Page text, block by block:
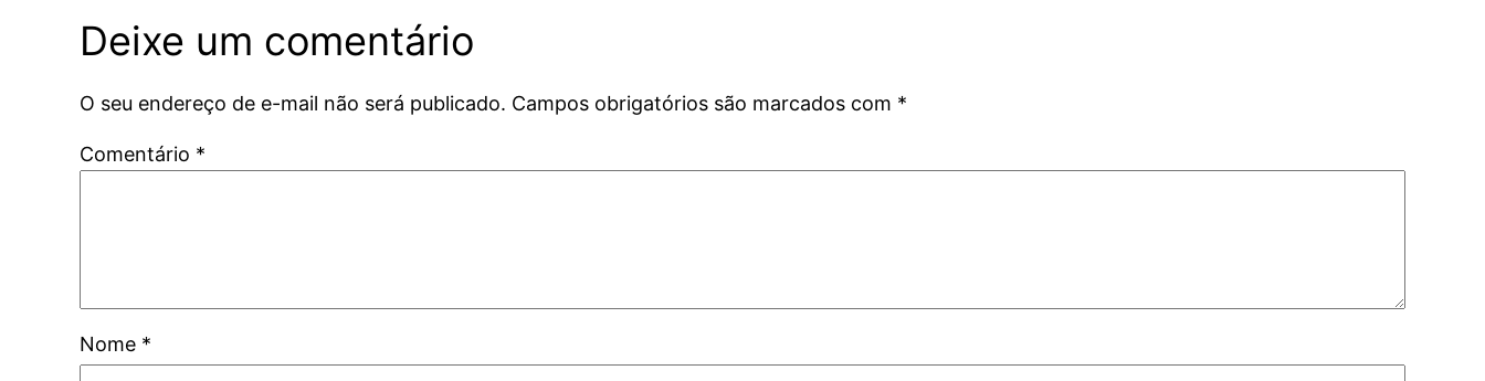
Deixe um comentário
O seu endereço de e-mail não será publicado. Campos obrigatórios são marcados com *
Comentário *
Nome *